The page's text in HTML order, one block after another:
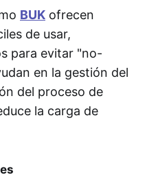
BUK ofrecen
de usar,
para evitar "no-
en la gestión del
del proceso de
la carga de